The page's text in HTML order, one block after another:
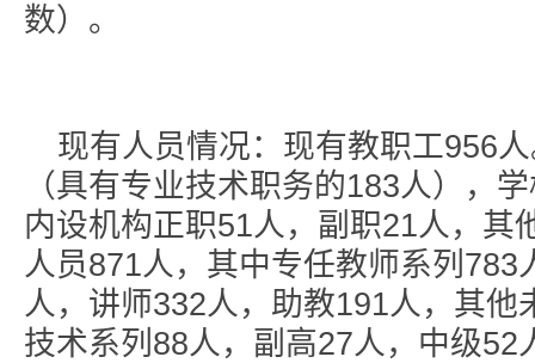
数）。
现有人员情况：现有教职工956
（具有专业技术职务的183人），
内设机构正职51人，副职21人，其
人员871人，其中专任教师系列
人，讲师332人，助教191人，其
技术系列88人，副高27人，中级52